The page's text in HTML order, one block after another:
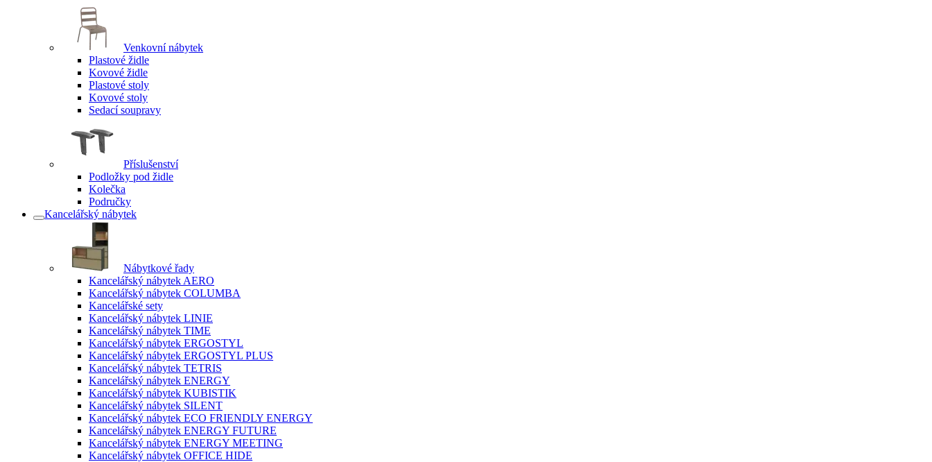
Venkovní nábytek
Plastové židle
Kovové židle
Plastové stoly
Kovové stoly
Sedací soupravy
Příslušenství
Podložky pod židle
Kolečka
Područky
Kancelářský nábytek
Nábytkové řady
Kancelářský nábytek AERO
Kancelářský nábytek COLUMBA
Kancelářské sety
Kancelářský nábytek LINIE
Kancelářský nábytek TIME
Kancelářský nábytek ERGOSTYL
Kancelářský nábytek ERGOSTYL PLUS
Kancelářský nábytek TETRIS
Kancelářský nábytek ENERGY
Kancelářský nábytek KUBISTIK
Kancelářský nábytek SILENT
Kancelářský nábytek ECO FRIENDLY ENERGY
Kancelářský nábytek ENERGY FUTURE
Kancelářský nábytek ENERGY MEETING
Kancelářský nábytek OFFICE HIDE